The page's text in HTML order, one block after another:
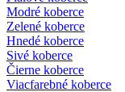
Modré koberce
Zelené koberce
Hnedé koberce
Sivé koberce
Čierne koberce
Viacfarebné koberce